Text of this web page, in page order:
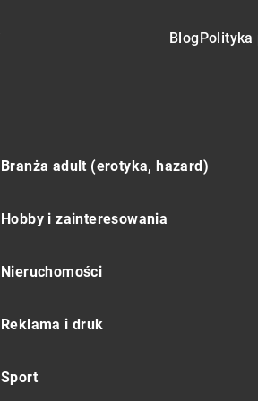
BlogPolityka
Branża adult (erotyka, hazard)
Hobby i zainteresowania
Nieruchomości
Reklama i druk
Sport